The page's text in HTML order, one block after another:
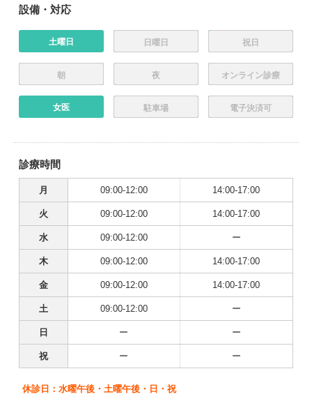
設備・対応
土曜日 日曜日 祝日
朝 夜 オンライン診療
女医 駐車場 電子決済可
診療時間
月 09:00-12:00 14:00-17:00
火 09:00-12:00 14:00-17:00
水 09:00-12:00 ー
木 09:00-12:00 14:00-17:00
金 09:00-12:00 14:00-17:00
土 09:00-12:00 ー
日 ー ー
祝 ー ー
休診日：水曜午後・土曜午後・日・祝